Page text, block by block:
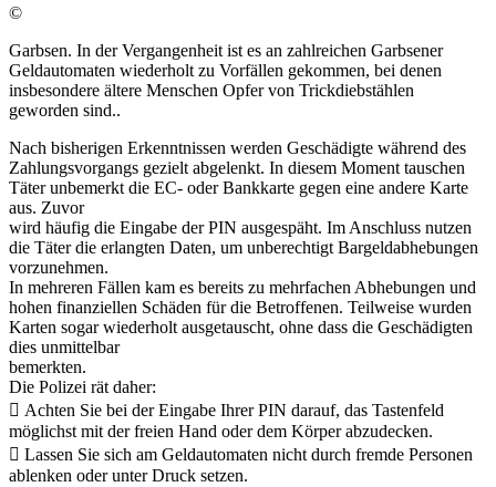
©
Garbsen. In der Vergangenheit ist es an zahlreichen Garbsener
Geldautomaten wiederholt zu Vorfällen gekommen, bei denen
insbesondere ältere Menschen Opfer von Trickdiebstählen
geworden sind..
Nach bisherigen Erkenntnissen werden Geschädigte während des
Zahlungsvorgangs gezielt abgelenkt. In diesem Moment tauschen
Täter unbemerkt die EC- oder Bankkarte gegen eine andere Karte
aus. Zuvor
wird häufig die Eingabe der PIN ausgespäht. Im Anschluss nutzen
die Täter die erlangten Daten, um unberechtigt Bargeldabhebungen
vorzunehmen.
In mehreren Fällen kam es bereits zu mehrfachen Abhebungen und
hohen finanziellen Schäden für die Betroffenen. Teilweise wurden
Karten sogar wiederholt ausgetauscht, ohne dass die Geschädigten
dies unmittelbar
bemerkten.
Die Polizei rät daher:
 Achten Sie bei der Eingabe Ihrer PIN darauf, das Tastenfeld
möglichst mit der freien Hand oder dem Körper abzudecken.
 Lassen Sie sich am Geldautomaten nicht durch fremde Personen
ablenken oder unter Druck setzen.